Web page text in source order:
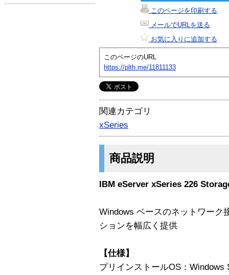
このページを印刷する
メールでURLを送る
お気に入りに追加する
このページのURL
https://plth.me/11811133
関連カテゴリ
xSeries
商品説明
IBM eServer xSeries 226
Windows ベースのネットワーク
ションを幅広く提供
【仕様】
プリインストールOS：Windows